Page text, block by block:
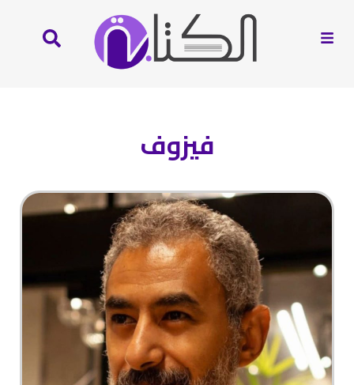
فيزوف